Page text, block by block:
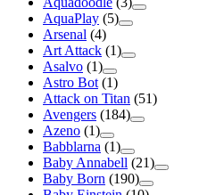
AquaPlay (5)
Arsenal (4)
Art Attack (1)
Asalvo (1)
Astro Bot (1)
Attack on Titan (51)
Avengers (184)
Azeno (1)
Babblarna (1)
Baby Annabell (21)
Baby Born (190)